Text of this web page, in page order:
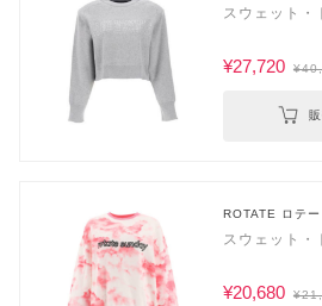
スウェット・
¥27,720
ROTATE ロテー
スウェット・
¥20,680